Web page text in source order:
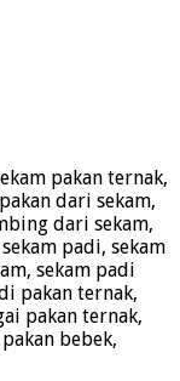
pakan ternak,
dari sekam,
dari sekam,
padi, sekam
sekam padi
pakan ternak,
pakan ternak,
bebek,